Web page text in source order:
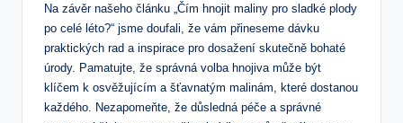
Na závěr našeho článku „Čím hnojit maliny pro sladké plody
po celé léto?“ jsme doufali, že vám přineseme dávku
praktických rad a inspirace pro dosažení skutečně bohaté
úrody. Pamatujte, že správná volba hnojiva může být
klíčem k osvěžujícím a šťavnatým malinám, které dostanou
každého. Nezapomeňte, že důsledná péče a správné